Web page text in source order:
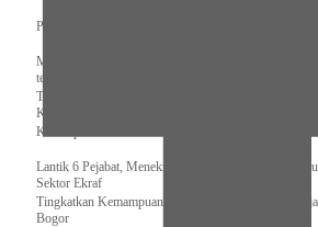
Pengurus Pusat Pordasi Pacu Dapat Pesan dari Sri
Menag RI dan Dua Menteri Yordania Jalin Sinergi
termasuk Beasiswa
Tiba di Tanah Air, Presiden Prabowo Subianto Bawa
Kerjasama Strategis
Kemenpora Kucurkan Dana untuk Pelatnas pada 13
Lantik 6 Pejabat, Menekraf Tegaskan Komitmen
Sektor Ekraf
Tingkatkan Kemampuan K9 TNI, Panglima TNI
Bogor